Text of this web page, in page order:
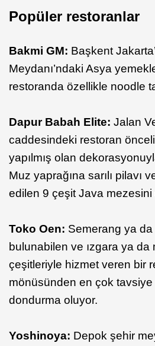
Popüler restoranlar
Bakmi GM: Başkent
Meydanı’ndaki Asya
restoranda özellikle noodle
Dapur Babah Elite: Jalan
caddesindeki restoran
yapılmış olan
Muz yaprağına sarılı pilavı
edilen 9 çeşit Java
Toko Oen: Semerang ya da
bulunabilen ve ızgara ya da
çeşitleriyle hizmet veren bir
mönüsünden en çok
dondurma oluyor.
Yoshinoya: Depok şehir